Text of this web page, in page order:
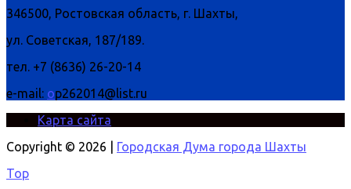
346500, Ростовская область, г. Шахты,
ул. Советская, 187/189.
тел. +7 (8636) 26-20-14
e-mail: op262014@list.ru
Карта сайта
Copyright © 2026 |
Городская Дума города Шахты
Top